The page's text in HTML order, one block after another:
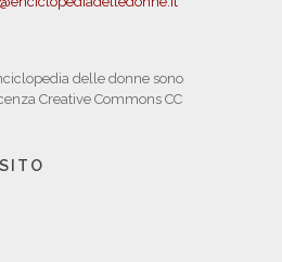
delle donne sono
Creative Commons CC